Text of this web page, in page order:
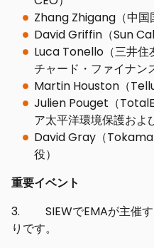
Zhang Zhigang（中国
David Griffin（Sun
Luca Tonello（三井住
チャード・ファイナン
Martin Houston（
Julien Pouget（
ア太平洋環境保護およ
David Gray（
役）
重要イベント
3. SIEWでEMAが主催す
りです。